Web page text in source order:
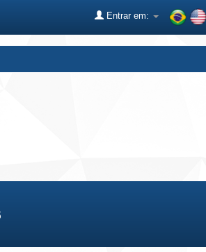
Entrar em: